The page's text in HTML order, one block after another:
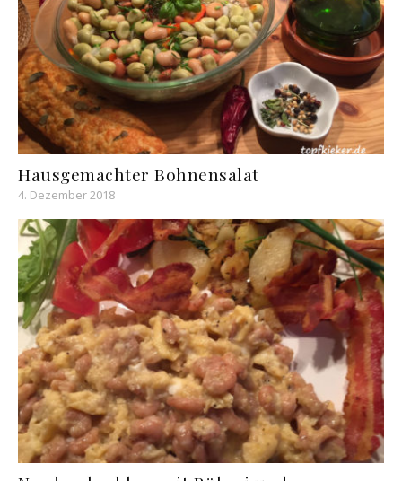
Hausgemachter Bohnensalat
4. Dezember 2018